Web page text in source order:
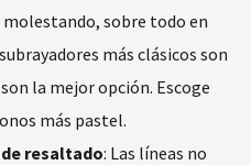
sobre todo en
más clásicos son
la mejor opción. Escoge
más pastel.
resaltado: Las líneas no